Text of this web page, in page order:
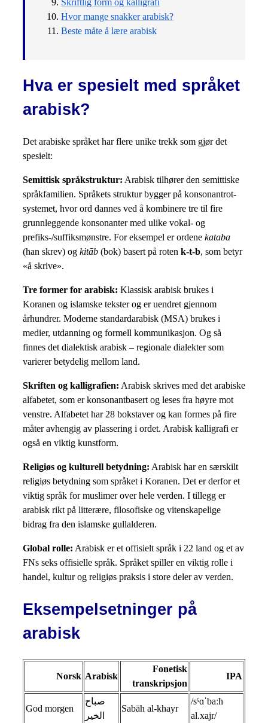
Skriftlig form og kalligrafi
Hvor mange snakker arabisk?
Beste måte å lære arabisk
Hva er spesielt med språket
arabisk?
Det arabiske språket har flere unike trekk som gjør det
spesielt:
Semittisk språkstruktur: Arabisk tilhører den semittiske
språkfamilien. Språkets struktur bygger på konsonantrot-
systemet, hvor ord dannes ved å kombinere tre til fire
grunnleggende konsonanter med ulike vokal- og
prefiks-/suffiksmønstre. For eksempel er ordene kataba
(han skrev) og kitāb (bok) basert på roten k-t-b, som betyr
«å skrive».
Tre former for arabisk: Klassisk arabisk brukes i
Koranen og islamske tekster og er uendret gjennom
århundrer. Moderne standardarabisk (MSA) brukes i
medier, utdanning og formell kommunikasjon. Og så
finnes det dialektisk arabisk – regionale dialekter som
varierer betydelig mellom land.
Skriften og kalligrafien: Arabisk skrives med det arabiske
alfabetet, som er konsonantbasert og leses fra høyre mot
venstre. Alfabetet har 28 bokstaver og kan formes på fire
måter avhengig av plassering i ordet. Arabisk kalligrafi er
også en viktig kunstform.
Religiøs og kulturell betydning: Arabisk har en særskilt
religiøs betydning som språket i Koranen. Det er derfor et
viktig språk for muslimer over hele verden. I tillegg er
arabisk rikt på litterære, filosofiske og vitenskapelige
bidrag fra den islamske gullalderen.
Global rolle: Arabisk er et offisielt språk i 22 land og et av
FNs seks offisielle språk. Språket spiller en viktig rolle i
handel, kultur og religiøs praksis i store deler av verden.
Eksempelsetninger på
arabisk
Norsk Arabisk
Fonetisk
transkripsjon
IPA
God morgen
صباح
الخير
Sabāh al-khayr
/sˤɑˈbaːħ
al.xajr/